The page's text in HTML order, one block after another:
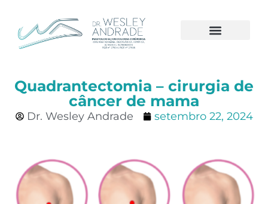
Quadrantectomia – cirurgia de
câncer de mama
Dr. Wesley Andrade setembro 22, 2024